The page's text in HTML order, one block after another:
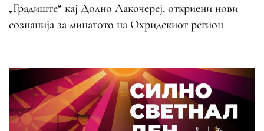
„Градиште“ кај Долно Лакочереј, откриени нови
сознанија за минатото на Охридскиот регион